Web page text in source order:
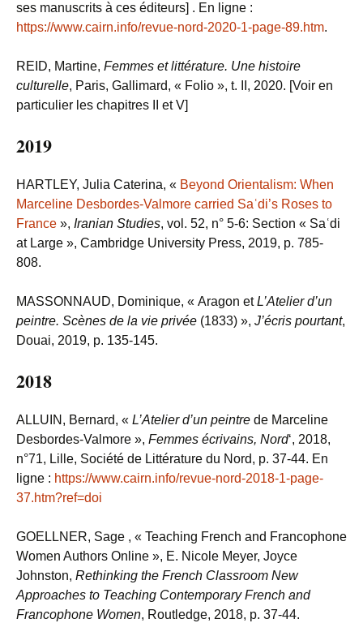
ses manuscrits à ces éditeurs] . En ligne :
https://www.cairn.info/revue-nord-2020-1-page-89.htm.
REID, Martine, Femmes et littérature. Une histoire
culturelle, Paris, Gallimard, « Folio », t. II, 2020. [Voir en
particulier les chapitres II et V]
2019
HARTLEY, Julia Caterina, « Beyond Orientalism: When
Marceline Desbordes-Valmore carried Saʿdi’s Roses to
France », Iranian Studies, vol. 52, n° 5-6: Section « Saʿdi
at Large », Cambridge University Press, 2019, p. 785-
808.
MASSONNAUD, Dominique, « Aragon etL’Atelier d’un
peintre. Scènes de la vie privée (1833) », J’écris pourtant,
Douai, 2019, p. 135-145.
2018
ALLUIN, Bernard, « L’Atelier d’un peintre de Marceline
Desbordes-Valmore », Femmes écrivains, Nord‘, 2018,
n°71, Lille, Société de Littérature du Nord, p. 37-44. En
ligne : https://www.cairn.info/revue-nord-2018-1-page-
37.htm?ref=doi
GOELLNER, Sage , « Teaching French and Francophone
Women Authors Online », E. Nicole Meyer, Joyce
Johnston, Rethinking the French Classroom New
Approaches to Teaching Contemporary French and
Francophone Women, Routledge, 2018, p. 37-44.